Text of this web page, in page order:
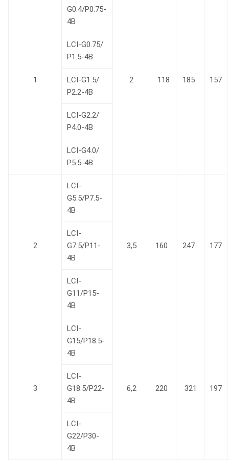
1
G0.4/P0.75-
4B
2 118 185 157
LCI-G0.75/
Р1.5-4B
LCI-G1.5/
Р2.2-4B
LCI-G2.2/
Р4.0-4B
LCI-G4.0/
Р5.5-4B
2
LCI-
G5.5/P7.5-
4B
3,5 160 247 177
LCI-
G7.5/P11-
4B
LCI-
G11/P15-
4B
3
LCI-
G15/P18.5-
4B
6,2 220 321 197
LCI-
G18.5/P22-
4B
LCI-
G22/P30-
4B